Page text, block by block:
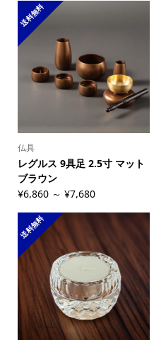
送料無料
仏具
レグルス 9具足 2.5寸 マット
ブラウン
¥6,860 ～ ¥7,680
送料無料